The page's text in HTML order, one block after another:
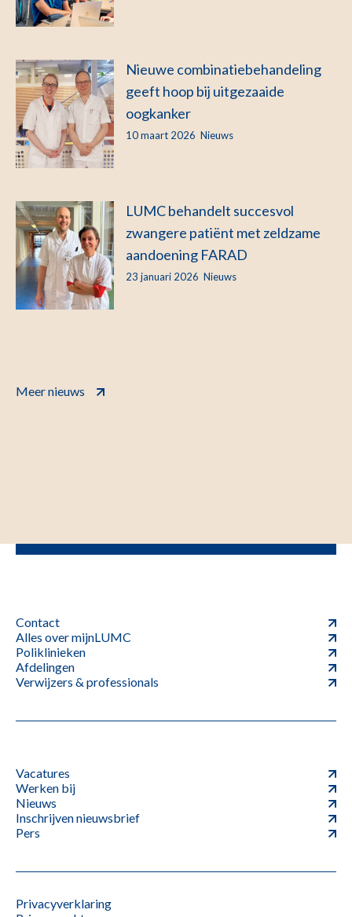
Nieuwe combinatiebehandeling
geeft hoop bij uitgezaaide
oogkanker
10 maart 2026 Nieuws
LUMC behandelt succesvol
zwangere patiënt met zeldzame
aandoening FARAD
23 januari 2026 Nieuws
Meer nieuws
Contact
Alles over mijnLUMC
Poliklinieken
Afdelingen
Verwijzers & professionals
Vacatures
Werken bij
Nieuws
Inschrijven nieuwsbrief
Pers
Privacyverklaring